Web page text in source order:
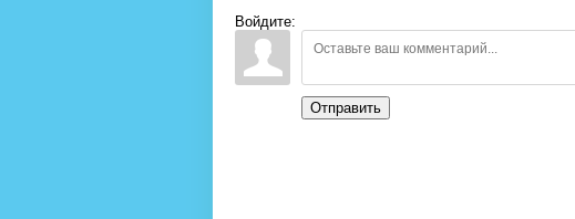
Войдите:
Отправить